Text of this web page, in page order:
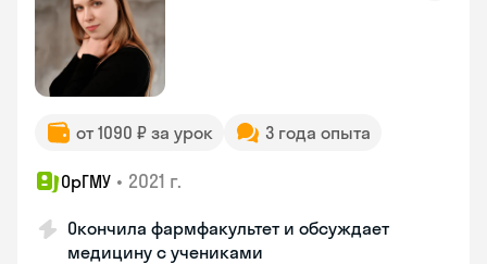
от 1090 ₽ за урок 3 года опыта
ОрГМУ • 2021 г.
Окончила фармфакультет и обсуждает
медицину с учениками